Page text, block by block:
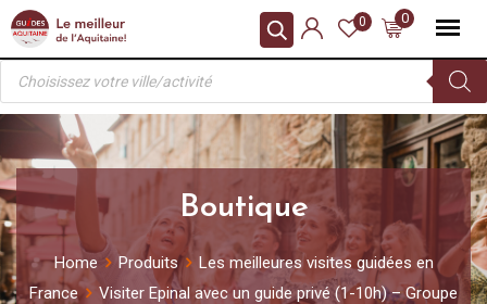
Skip
content
0
0
Recherche
produits
Boutique
Home Produits
Les meilleures visites guidées en
France
Visiter Epinal avec un guide privé (1-10h) – Groupe